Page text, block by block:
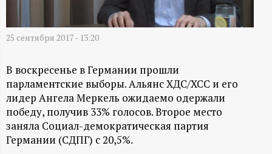
Й
Д
А
Н
-
25 сентября 2017 - 13:20
В воскресенье в Германии прошли
парламентские выборы. Альянс ХДС/ХСС и его
лидер Ангела Меркель ожидаемо одержали
победу, получив 33% голосов. Второе место
заняла Социал-демократическая партия
Германии (СДПГ) с 20,5%.